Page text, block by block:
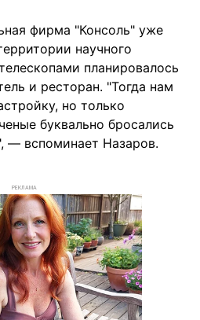
фирма "Консоль" уже
научного
планировалось
и ресторан. "Тогда нам
но только
буквально бросались
— вспоминает Назаров.
РЕКЛАМА